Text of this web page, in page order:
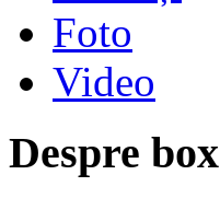
Foto
Video
Despre box